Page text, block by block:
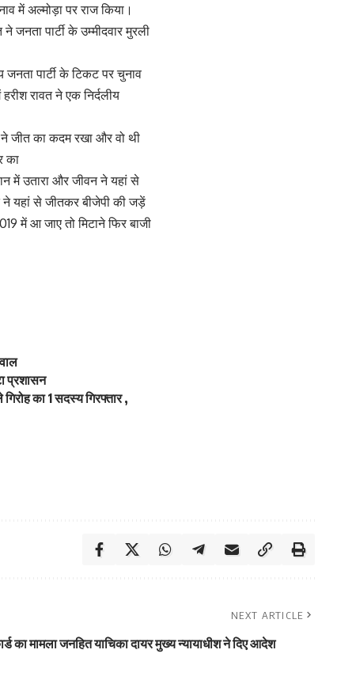
में अल्मोड़ा पर राज किया।
जनता पार्टी के उम्मीदवार मुरली
पार्टी के टिकट पर चुनाव
रावत ने एक निर्दलीय
जीत का कदम रखा और वो थी
का
में उतारा और जीवन ने यहां से
यहां से जीतकर बीजेपी की जड़ें
में आ जाए तो मिटाने फिर बाजी
प्रशासन
का 1 सदस्य गिरफ्तार ,
NEXT ARTICLE
का मामला जनहित याचिका दायर मुख्य न्यायाधीश ने दिए आदेश